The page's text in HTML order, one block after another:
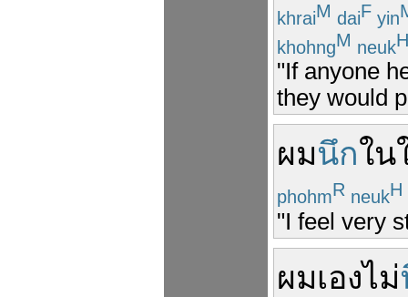
khraiM daiF yin
khohngM neukH
"If anyone
they would
ผมนึกใน
phohmR neukH
"I feel very
ผมเองไม่